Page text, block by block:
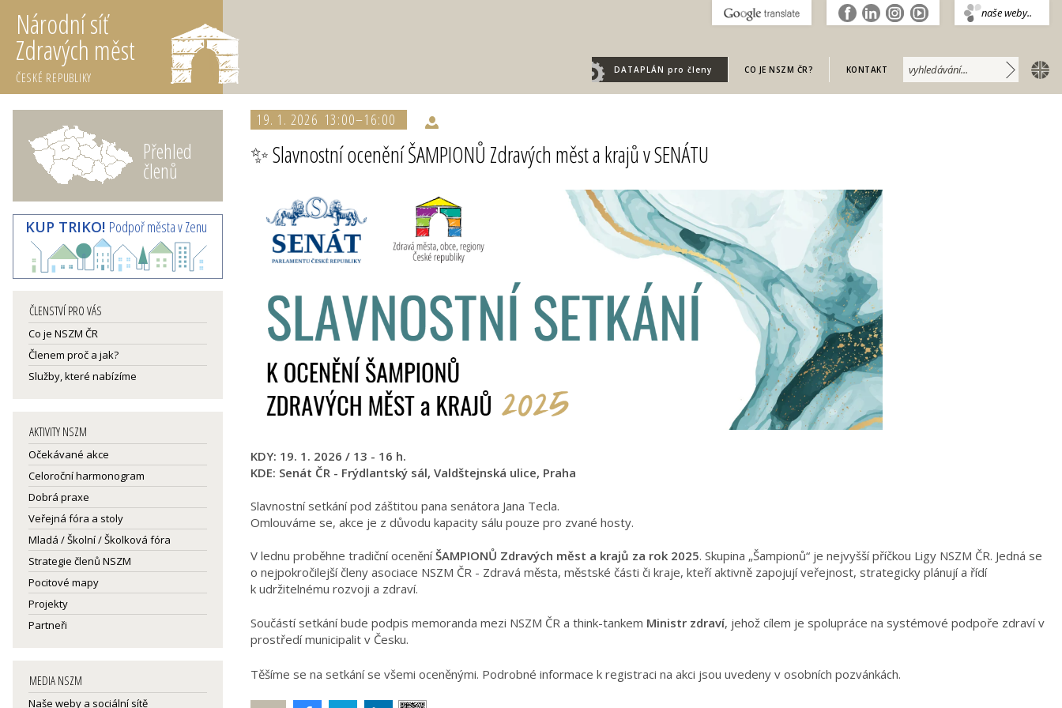
naše weby..
.
Národní síť
Zdravých měst
ČESKÉ REPUBLIKY DATAPLÁN pro členy CO JE NSZM ČR? KONTAKT english
Přehled
členů
KUP TRIKO! Podpoř města v Zenu
ČLENSTVÍ PRO VÁS
Co je NSZM ČR
Členem proč a jak?
Služby, které nabízíme
AKTIVITY NSZM
Očekávané akce
Celoroční harmonogram
Dobrá praxe
Veřejná fóra a stoly
Mladá / Školní / Školková fóra
Strategie členů NSZM
Pocitové mapy
Projekty
Partneři
MEDIA NSZM
Naše weby a sociální sítě
19. 1. 2026 13:00–16:00
✨ Slavnostní ocenění ŠAMPIONŮ Zdravých měst a krajů v SENÁTU
KDY: 19. 1. 2026 / 13 - 16 h.
KDE: Senát ČR - Frýdlantský sál, Valdštejnská ulice, Praha
Slavnostní setkání pod záštitou pana senátora Jana Tecla.
Omlouváme se, akce je z důvodu kapacity sálu pouze pro zvané hosty.
V lednu proběhne tradiční oceněníŠAMPIONŮ Zdravých měst a krajů za rok 2025. Skupina „Šampionů“ je nejvyšší příčkou Ligy NSZM ČR. Jedná se
o nejpokročilejší členy asociace NSZM ČR - Zdravá města, městské části či kraje, kteří aktivně zapojují veřejnost, strategicky plánují a řídí
k udržitelnému rozvoji a zdraví.
Součástí setkání bude podpis memoranda mezi NSZM ČR a think-tankem Ministr zdraví, jehož cílem je spolupráce na systémové podpoře zdraví v
prostředí municipalit v Česku.
Těšíme se na setkání se všemi oceněnými. Podrobné informace k registraci na akci jsou uvedeny v osobních pozvánkách.